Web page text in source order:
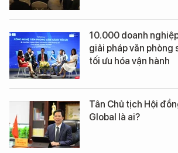
10.000 doanh
giải pháp văn phòng
tối ưu hóa vận hành
Tân Chủ tịch Hội
Global là ai?